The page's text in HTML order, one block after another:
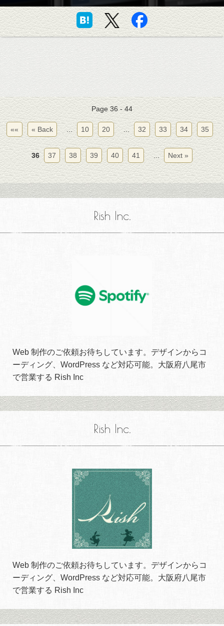
Page 36 - 44
«« « Back ... 10 20 ... 32 33 34 35
36 37 38 39 40 41 ... Next »
Rish Inc.
Web 制作のご依頼お待ちしています。デザインからコ
ーディング、WordPress など対応可能。大阪府八尾市
で営業する Rish Inc
Rish Inc.
Web 制作のご依頼お待ちしています。デザインからコ
ーディング、WordPress など対応可能。大阪府八尾市
で営業する Rish Inc